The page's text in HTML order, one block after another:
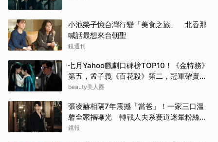
邊佑
戶田
小池榮子憶台灣行變「美食之旅」 北香那
喊話最想來台朝聖
鏡週刊
七月Yahoo戲劇口碑榜TOP10！《金特務》
第五，孟子義《百花殺》第二，冠軍確實
紅！
beauty美人圈
張凌赫相隔7年震撼「當爸」！一家三口溫
馨全家福曝光 轉戰人夫系賽道迷暈粉絲嗨
喊：直接結婚
鏡報